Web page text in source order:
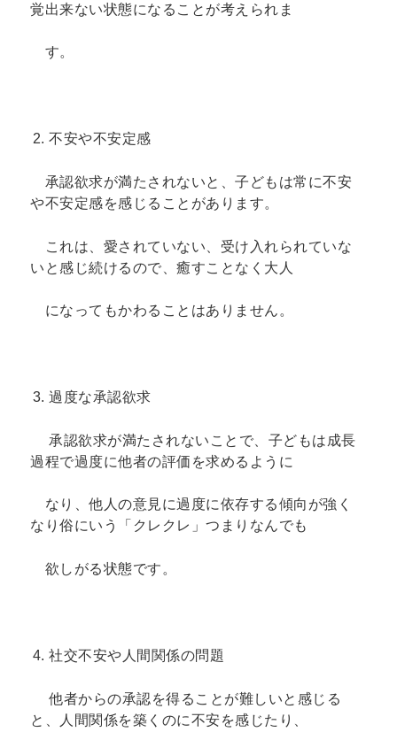
覚出来ない状態になることが考えられま
す。
不安や不安定感
承認欲求が満たされないと、子どもは常に不安
や不安定感を感じることがあります。
これは、愛されていない、受け入れられていな
いと感じ続けるので、癒すことなく大人
になってもかわることはありません。
過度な承認欲求
承認欲求が満たされないことで、子どもは成長
過程で過度に他者の評価を求めるように
なり、他人の意見に過度に依存する傾向が強く
なり俗にいう「クレクレ」つまりなんでも
欲しがる状態です。
社交不安や人間関係の問題
他者からの承認を得ることが難しいと感じる
と、人間関係を築くのに不安を感じたり、